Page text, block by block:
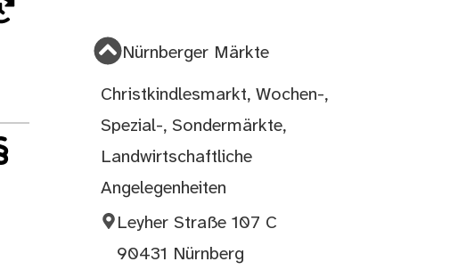
Nürnberger Märkte
Christkindlesmarkt, Wochen-,
Spezial-, Sondermärkte,
Landwirtschaftliche
Angelegenheiten
Leyher Straße 107 C
90431 Nürnberg